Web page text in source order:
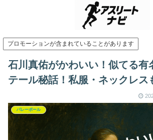
プロモーションが含まれていることがあります
石川真佑がかわいい！似てる有
テール秘話！私服・ネックレス
バレーボール